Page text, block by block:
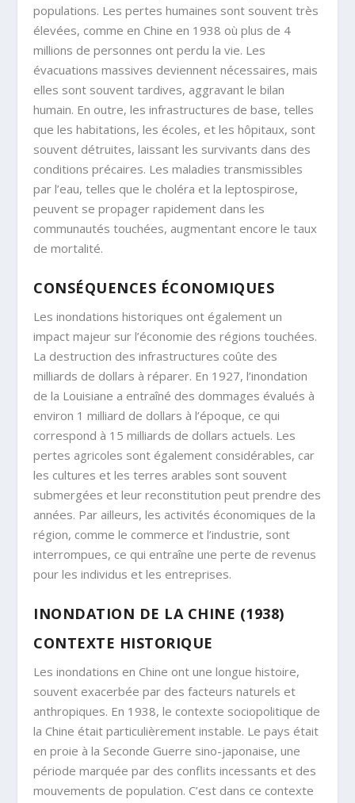
populations. Les pertes humaines sont souvent très
élevées, comme en Chine en 1938 où plus de 4
millions de personnes ont perdu la vie. Les
évacuations massives deviennent nécessaires, mais
elles sont souvent tardives, aggravant le bilan
humain. En outre, les infrastructures de base, telles
que les habitations, les écoles, et les hôpitaux, sont
souvent détruites, laissant les survivants dans des
conditions précaires. Les maladies transmissibles
par l’eau, telles que le choléra et la leptospirose,
peuvent se propager rapidement dans les
communautés touchées, augmentant encore le taux
de mortalité.
CONSÉQUENCES ÉCONOMIQUES
Les inondations historiques ont également un
impact majeur sur l’économie des régions touchées.
La destruction des infrastructures coûte des
milliards de dollars à réparer. En 1927, l’inondation
de la Louisiane a entraîné des dommages évalués à
environ 1 milliard de dollars à l’époque, ce qui
correspond à 15 milliards de dollars actuels. Les
pertes agricoles sont également considérables, car
les cultures et les terres arables sont souvent
submergées et leur reconstitution peut prendre des
années. Par ailleurs, les activités économiques de la
région, comme le commerce et l’industrie, sont
interrompues, ce qui entraîne une perte de revenus
pour les individus et les entreprises.
INONDATION DE LA CHINE (1938)
CONTEXTE HISTORIQUE
Les inondations en Chine ont une longue histoire,
souvent exacerbée par des facteurs naturels et
anthropiques. En 1938, le contexte sociopolitique de
la Chine était particulièrement instable. Le pays était
en proie à la Seconde Guerre sino-japonaise, une
période marquée par des conflits incessants et des
mouvements de population. C’est dans ce contexte